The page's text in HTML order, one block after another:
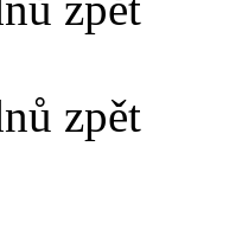
zpět